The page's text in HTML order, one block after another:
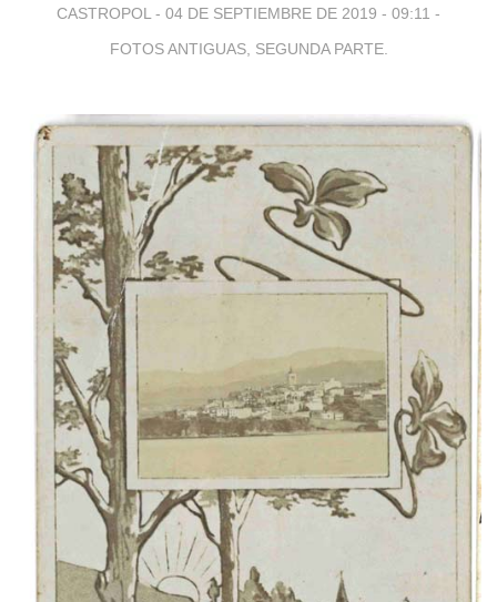
CASTROPOL - 04 DE SEPTIEMBRE DE 2019 - 09:11 -
FOTOS ANTIGUAS, SEGUNDA PARTE.